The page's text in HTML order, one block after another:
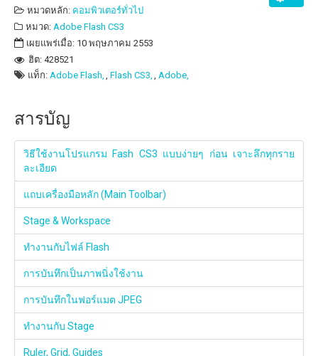
หมวดหลัก: คอมพิวเตอร์ทั่วไป
หมวด: Adobe Flash CS3
เผยแพร่เมื่อ: 10 พฤษภาคม 2553
ฮิต: 428521
แท็ก: Adobe Flash, Flash CS3, Adobe,
สารบัญ
วิธีใช้งานโปรแกรม Fash CS3 แบบง่ายๆ ก่อน เจาะลึกทุกราย
ละเอียด
แถบเครื่องมือหลัก (Main Toolbar)
Stage & Workspace
ทำงานกับไฟล์ Flash
การบันทึกเป็นภาพนิ่งใช้งาน
การบันทึกในฟอร์แมต JPEG
ทำงานกับ Stage
Ruler, Grid, Guides